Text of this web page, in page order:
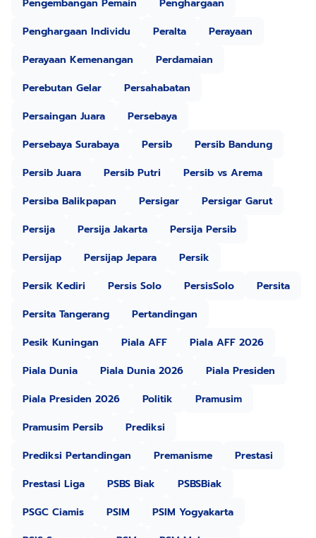
Penghargaan Individu
Peralta
Perayaan
Perayaan Kemenangan
Perdamaian
Perebutan Gelar
Persahabatan
Persaingan Juara
Persebaya
Persebaya Surabaya
Persib
Persib Bandung
Persib Juara
Persib Putri
Persib vs Arema
Persiba Balikpapan
Persigar
Persigar Garut
Persija
Persija Jakarta
Persija Persib
Persijap
Persijap Jepara
Persik
Persik Kediri
Persis Solo PersisSolo
Persita
Persita Tangerang
Pertandingan
Pesik Kuningan
Piala AFF
Piala AFF 2026
Piala Dunia
Piala Dunia 2026
Piala Presiden
Piala Presiden 2026
Politik
Pramusim
Pramusim Persib
Prediksi
Prediksi Pertandingan
Premanisme
Prestasi
Prestasi Liga
PSBS Biak
PSBSBiak
PSGC Ciamis
PSIM
PSIM Yogyakarta